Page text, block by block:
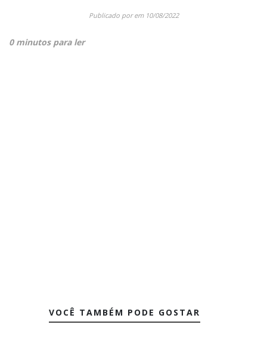
Publicado porem 10/08/2022
0 minutos para ler
VOCÊ TAMBÉM PODE GOSTAR